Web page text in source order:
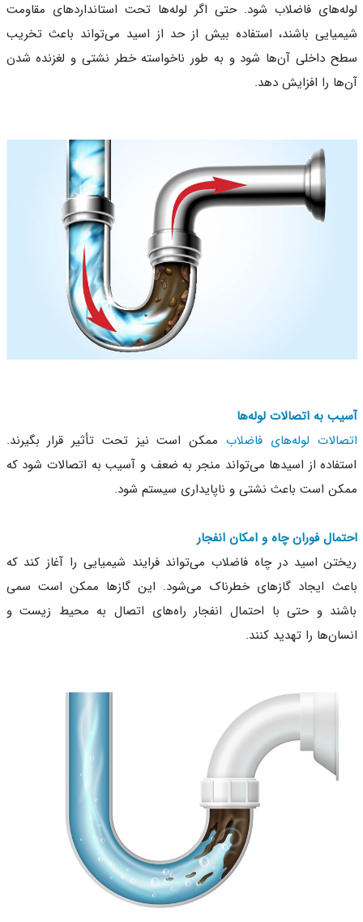
فاضلاب شود. حتی اگر لوله‌ها تحت استانداردهای مقاومت
باشند، استفاده بیش از حد از اسید می‌تواند باعث تخریب
داخلی آن‌ها شود و به طور ناخواسته خطر نشتی و لغزنده شدن
را افزایش دهد.
به اتصالات لوله‌ها
لوله‌های فاضلابممکن است نیز تحت تأثیر قرار بگیرند.
از اسیدها می‌تواند منجر به ضعف و آسیب به اتصالات شود که
است باعث نشتی و ناپایداری سیستم شود.
فوران چاه و امکان انفجار
اسید در چاه فاضلاب می‌تواند فرایند شیمیایی را آغاز کند که
ایجاد گازهای خطرناک می‌شود. این گازها ممکن است سمی
و حتی با احتمال انفجار راه‌های اتصال به محیط زیست و
را تهدید کنند.